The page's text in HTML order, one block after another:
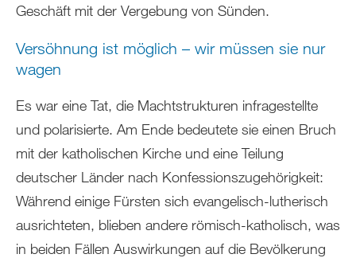
Geschäft mit der Vergebung von Sünden.
Versöhnung ist möglich – wir müssen sie nur
wagen
Es war eine Tat, die Machtstrukturen infragestellte
und polarisierte. Am Ende bedeutete sie einen Bruch
mit der katholischen Kirche und eine Teilung
deutscher Länder nach Konfessionszugehörigkeit:
Während einige Fürsten sich evangelisch-lutherisch
ausrichteten, blieben andere römisch-katholisch, was
in beiden Fällen Auswirkungen auf die Bevölkerung